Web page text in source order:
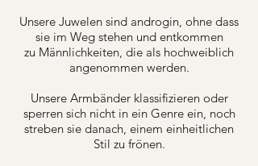
Unsere Juwelen sind androgin, ohne dass
sie im Weg stehen und entkommen
zu Männlichkeiten, die als hochweiblich
angenommen werden.
Unsere Armbänder klassifizieren oder
sperren sich nicht in ein Genre ein, noch
streben sie danach, einem einheitlichen
Stil zu frönen.